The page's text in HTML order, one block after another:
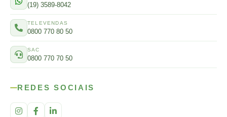
(19) 3589-8042
TELEVENDAS
0800 770 80 50
SAC
0800 770 70 50
REDES SOCIAIS